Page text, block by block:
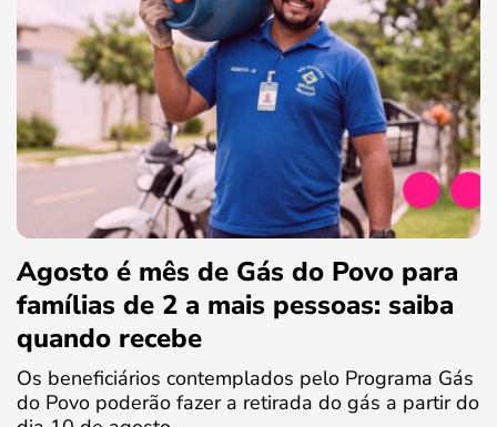
Agosto é mês de Gás do Povo para
famílias de 2 a mais pessoas: saiba
quando recebe
Os beneficiários contemplados pelo Programa Gás
do Povo poderão fazer a retirada do gás a partir do